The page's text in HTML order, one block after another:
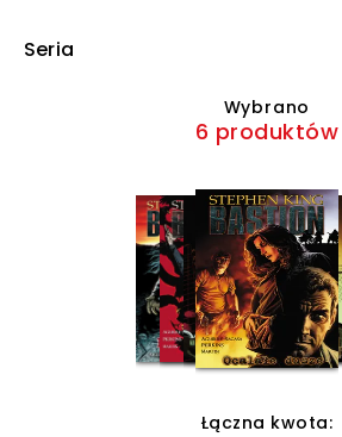
Seria
Wybrano
6 produktów
Łączna kwota: